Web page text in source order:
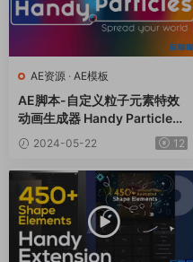
AE资源 · AE模板
AE脚本-自定义粒子元素特效
动画生成器 Handy Particles
V1.0.9+使用教程
2024-05-22 12